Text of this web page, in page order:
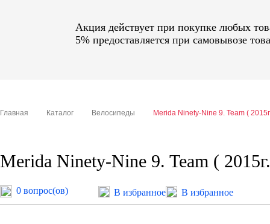
Акция действует при покупке любых
5% предоставляется при самовывозе
Главная Каталог Велосипеды Merida Ninety-Nine 9. Team (
Merida Ninety-Nine 9. Team (
0 вопрос(ов) В избранное В избранное